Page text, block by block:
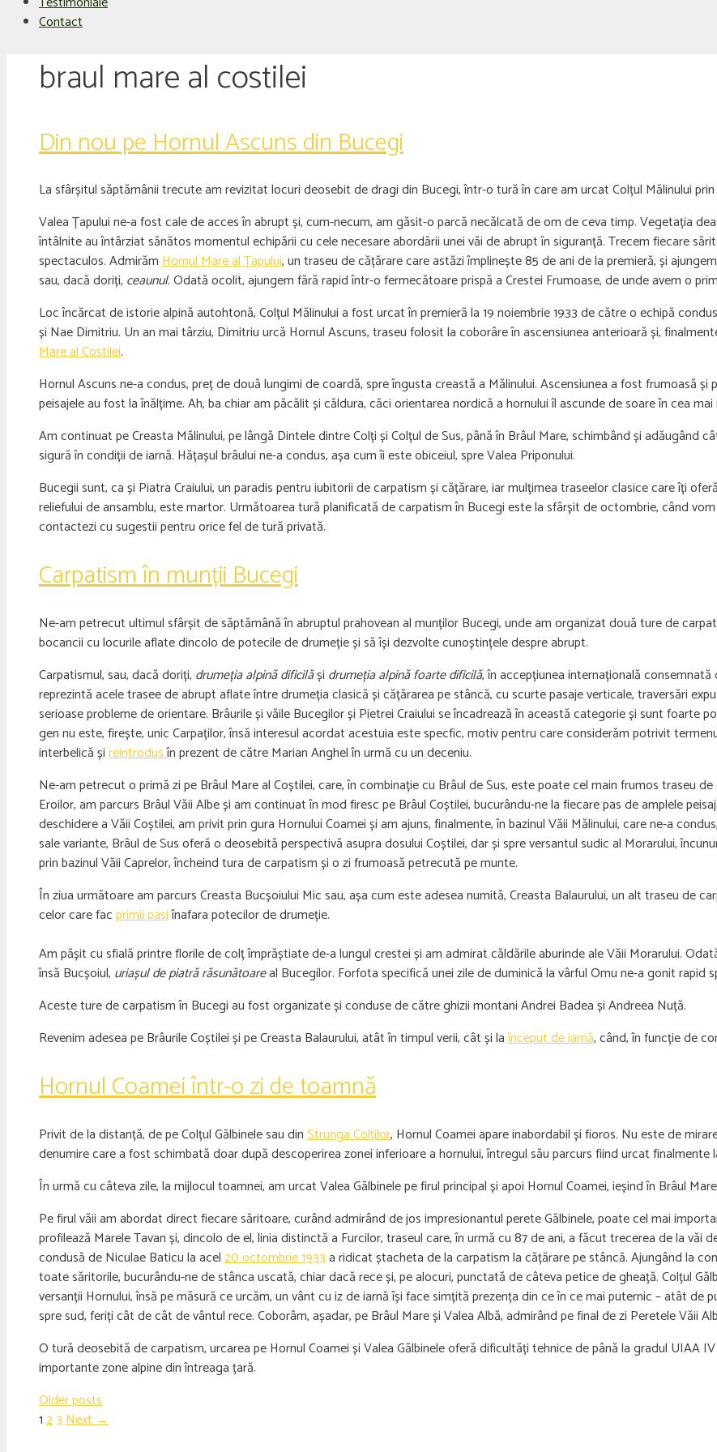
Contact
braul mare al costilei
Din nou pe Hornul Ascuns din Bucegi
La sfârșitul săptămânii trecute am revizitat locuri deosebit de dragi din Bucegi, într-o tură în care am urcat Colțul Mălinului
Valea Țapului ne-a fost cale de acces în abrupt și, cum-necum, am găsit-o parcă necălcată de om de ceva timp. Vegetația
întâlnite au întârziat sănătos momentul echipării cu cele necesare abordării unei văi de abrupt în siguranță. Trecem fiecare
spectaculos. AdmirămHornul Mare al Țapului, un traseu de cățărare care astăzi împlinește 85 de ani de la premieră, și
sau, dacă doriți, ceaunul. Odată ocolit, ajungem fără rapid într-o fermecătoare prispă a Crestei Frumoase, de unde avem o
Loc încărcat de istorie alpină autohtonă, Colțul Mălinului a fost urcat în premieră la 19 noiembrie 1933 de către o echipă
și Nae Dimitriu. Un an mai târziu, Dimitriu urcă Hornul Ascuns, traseu folosit la coborâre în ascensiunea anterioară și,
Mare al Coștilei.
Hornul Ascuns ne-a condus, preț de două lungimi de coardă, spre îngusta creastă a Mălinului. Ascensiunea a fost frumoasă
peisajele au fost la înălțime. Ah, ba chiar am păcălit și căldura, căci orientarea nordică a hornului îl ascunde de soare în cea
Am continuat pe Creasta Mălinului, pe lângă Dintele dintre Colți și Colțul de Sus, până în Brâul Mare, schimbând și adăugând
sigură în condiții de iarnă. Hățașul brâului ne-a condus, așa cum îi este obiceiul, spre Valea Priponului.
Bucegii sunt, ca și Piatra Craiului, un paradis pentru iubitorii de carpatism și cățărare, iar mulțimea traseelor clasice care îți
reliefului de ansamblu, este martor. Următoarea tură planificată de carpatism în Bucegi este la sfârșit de octombrie, când
contactezi cu sugestii pentru orice fel de tură privată.
Carpatism în munții Bucegi
Ne-am petrecut ultimul sfârșit de săptămână în abruptul prahovean al munților Bucegi, unde am organizat două ture de
bocancii cu locurile aflate dincolo de potecile de drumeție și să își dezvolte cunoștințele despre abrupt.
Carpatismul, sau, dacă doriți, drumeția alpină dificilăși drumeția alpină foarte dificilă, în accepțiunea internațională consemnată
reprezintă acele trasee de abrupt aflate între drumeția clasică și cățărarea pe stâncă, cu scurte pasaje verticale, traversări
serioase probleme de orientare. Brâurile și văile Bucegilor și Pietrei Craiului se încadrează în această categorie și sunt foarte
gen nu este, firește, unic Carpaților, însă interesul acordat acestuia este specfic, motiv pentru care considerăm potrivit
interbelică șireintrodusîn prezent de către Marian Anghel în urmă cu un deceniu.
Ne-am petrecut o primă zi pe Brâul Mare al Coștilei, care, în combinație cu Brâul de Sus, este poate cel main frumos traseu
Eroilor, am parcurs Brâul Văii Albe și am continuat în mod firesc pe Brâul Coștilei, bucurându-ne la fiecare pas de amplele
deschidere a Văii Coștilei, am privit prin gura Hornului Coamei și am ajuns, finalmente, în bazinul Văii Mălinului, care ne-a
sale variante, Brâul de Sus oferă o deosebită perspectivă asupra dosului Coștilei, dar și spre versantul sudic al Morarului,
prin bazinul Văii Caprelor, încheind tura de carpatism și o zi frumoasă petrecută pe munte.
În ziua următoare am parcurs Creasta Bucșoiului Mic sau, așa cum este adesea numită, Creasta Balaurului, un alt traseu de
celor care facprimii pașiînafara potecilor de drumeție.
Am pășit cu sfială printre florile de colț împrăștiate de-a lungul crestei și am admirat căldările aburinde ale Văii Morarului.
însă Bucșoiul, uriașul de piatră răsunătoareal Bucegilor. Forfota specifică unei zile de duminică la vârful Omu ne-a gonit rapid
Aceste ture de carpatism în Bucegi au fost organizate și conduse de către ghizii montani Andrei Badea și Andreea Nuță.
Revenim adesea pe Brâurile Coștilei și pe Creasta Balaurului, atât în timpul verii, cât și laînceput de iarnă, când, în funcție de
Hornul Coamei într-o zi de toamnă
Privit de la distanță, de pe Colțul Gălbinele sau dinStrunga Colților, Hornul Coamei apare inabordabil și fioros. Nu este de
denumire care a fost schimbată doar după descoperirea zonei inferioare a hornului, întregul său parcurs fiind urcat finalmente
În urmă cu câteva zile, la mijlocul toamnei, am urcat Valea Gălbinele pe firul principal și apoi Hornul Coamei, ieșind în Brâul
Pe firul văii am abordat direct fiecare săritoare, curând admirând de jos impresionantul perete Gălbinele, poate cel mai
profilează Marele Tavan și, dincolo de el, linia distinctă a Furcilor, traseul care, în urmă cu 87 de ani, a făcut trecerea de la văi
condusă de Niculae Baticu la acel20 octombrie 1933a ridicat ștacheta de la carpatism la cățărare pe stâncă. Ajungând la
toate săritorile, bucurându-ne de stânca uscată, chiar dacă rece și, pe alocuri, punctată de câteva petice de gheață. Colțul
versanții Hornului, însă pe măsură ce urcăm, un vânt cu iz de iarnă își face simțită prezența din ce în ce mai puternic – atât de
spre sud, feriți cât de cât de vântul rece. Coborâm, așadar, pe Brâul Mare și Valea Albă, admirând pe final de zi Peretele Văii
O tură deosebită de carpatism, urcarea pe Hornul Coamei și Valea Gălbinele oferă dificultăți tehnice de până la gradul UIAA
importante zone alpine din întreaga țară.
Older posts
Page
1Page
2Page
3Next→